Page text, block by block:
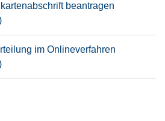
beantragen
im Onlineverfahren